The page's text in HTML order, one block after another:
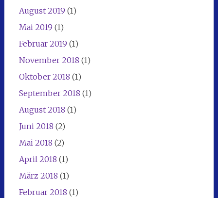
August 2019 (1)
Mai 2019 (1)
Februar 2019 (1)
November 2018 (1)
Oktober 2018 (1)
September 2018 (1)
August 2018 (1)
Juni 2018 (2)
Mai 2018 (2)
April 2018 (1)
März 2018 (1)
Februar 2018 (1)